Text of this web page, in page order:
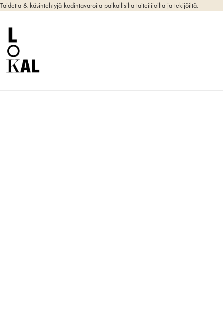
Taidetta & käsintehtyjä kodintavaroita paikallisilta taiteilijoilta ja tekijöiltä.